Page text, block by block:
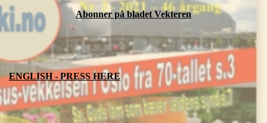
Abonner på bladet Vekteren
ENGLISH - PRESS HERE